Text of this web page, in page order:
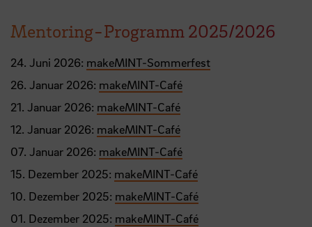
Mentoring-Programm 2025/2026
24. Juni 2026: makeMINT-Sommerfest
26. Januar 2026: makeMINT-Café
21. Januar 2026: makeMINT-Café
12. Januar 2026: makeMINT-Café
07. Januar 2026: makeMINT-Café
15. Dezember 2025: makeMINT-Café
10. Dezember 2025: makeMINT-Café
01. Dezember 2025: makeMINT-Café